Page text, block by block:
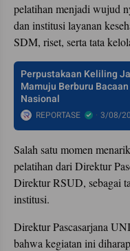
pelatihan menjadi wujud
dan institusi layanan
SDM, riset, serta tata
Perpustakaan Keliling
Mamuju Berburu
Nasional
REPORTASE 3/08/
Salah satu momen
pelatihan dari Direktur
Direktur RSUD, sebagai
institusi.
Direktur Pascasarjana
bahwa kegiatan ini